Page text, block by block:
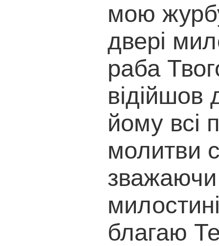
мою
двері
раба
відійшов
йому всі
молитви
благаю